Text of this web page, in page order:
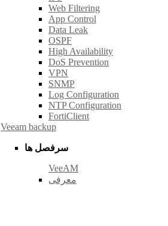
Web Filtering
App Control
Data Leak
OSPF
High Availability
DoS Prevention
VPN
SNMP
Log Configuration
NTP Configuration
FortiClient
Veeam backup
سرفصل ها
VeeAM
معرفی